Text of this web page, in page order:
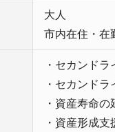
大人
市内在住・在
・セカンドラ
・セカンド
・資産寿命の
・資産形成支